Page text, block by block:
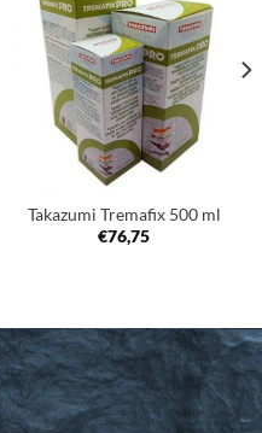
Toevoegen
aan
verlanglijst
Takazumi Tremafix 500 ml
€76,75